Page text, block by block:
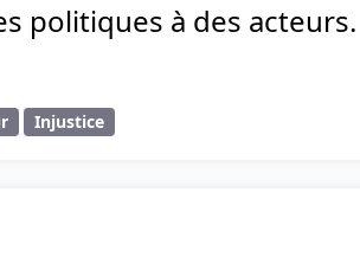
politiques à des acteurs.
Injustice